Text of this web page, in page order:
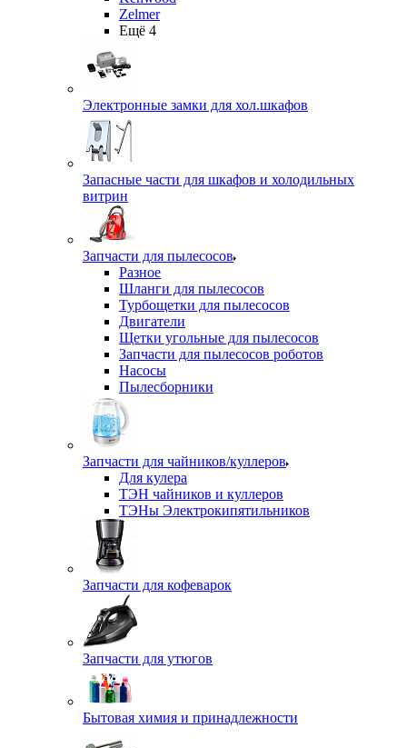
Zelmer
Ещё 4
Электронные замки для хол.шкафов
Запасные части для шкафов и холодильных
витрин
Запчасти для пылесосов
Разное
Шланги для пылесосов
Турбощетки для пылесосов
Двигатели
Щетки угольные для пылесосов
Запчасти для пылесосов роботов
Насосы
Пылесборники
Запчасти для чайников/куллеров
Для кулера
ТЭН чайников и куллеров
ТЭНы Электрокипятильников
Запчасти для кофеварок
Запчасти для утюгов
Бытовая химия и принадлежности